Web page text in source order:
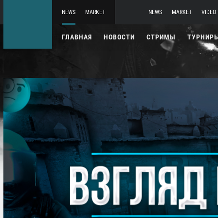
NEWS MARKET NEWS MARKET VIDEO
ГЛАВНАЯ НОВОСТИ СТРИМЫ